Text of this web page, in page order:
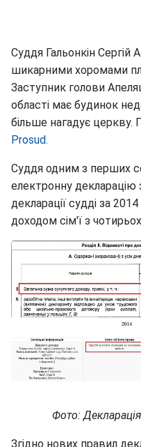
Суддя Гальонкін Сергій
шикарними хоромами
Заступник голови
області має будинок
більше нагадує церкву.
Prosud.
Суддя одним з перших
електронну декларацію
декларації судді за
доходом сім'ї з
Фото:
Згідно нових правил